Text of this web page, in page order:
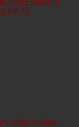
mit 45
stirbt im Alter